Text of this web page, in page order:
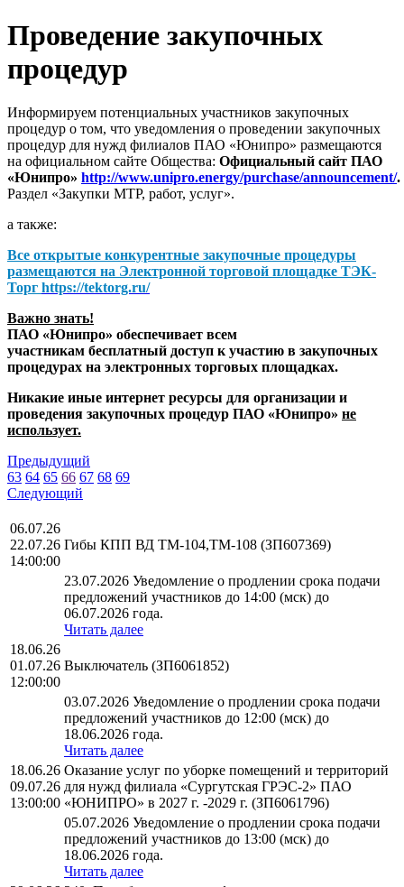
Проведение закупочных
процедур
Информируем потенциальных участников закупочных
процедур о том, что уведомления о проведении закупочных
процедур для нужд филиалов ПАО «Юнипро» размещаются
на официальном сайте Общества: Официальный сайт ПАО
«Юнипро» http://www.unipro.energy/purchase/announcement/.
Раздел «Закупки МТР, работ, услуг».
а также:
Все открытые конкурентные закупочные процедуры
размещаются на Электронной торговой площадке ТЭК-
Торг https://tektorg.ru/
Важно знать!
ПАО «Юнипро» обеспечивает всем
участникам бесплатный доступ к участию в закупочных
процедурах на электронных торговых площадках.
Никакие иные интернет ресурсы для организации и
проведения закупочных процедур ПАО «Юнипро» не
использует.
Предыдущий
63 64 65 66 67 68 69
Следующий
06.07.26
22.07.26
14:00:00
Гибы КПП ВД ТМ-104,ТМ-108 (ЗП607369)
23.07.2026 Уведомление о продлении срока подачи
предложений участников до 14:00 (мск) до
06.07.2026 года.
Читать далее
18.06.26
01.07.26
12:00:00
Выключатель (ЗП6061852)
03.07.2026 Уведомление о продлении срока подачи
предложений участников до 12:00 (мск) до
18.06.2026 года.
Читать далее
18.06.26
09.07.26
13:00:00
Оказание услуг по уборке помещений и территорий
для нужд филиала «Сургутская ГРЭС-2» ПАО
«ЮНИПРО» в 2027 г. -2029 г. (ЗП6061796)
05.07.2026 Уведомление о продлении срока подачи
предложений участников до 13:00 (мск) до
18.06.2026 года.
Читать далее